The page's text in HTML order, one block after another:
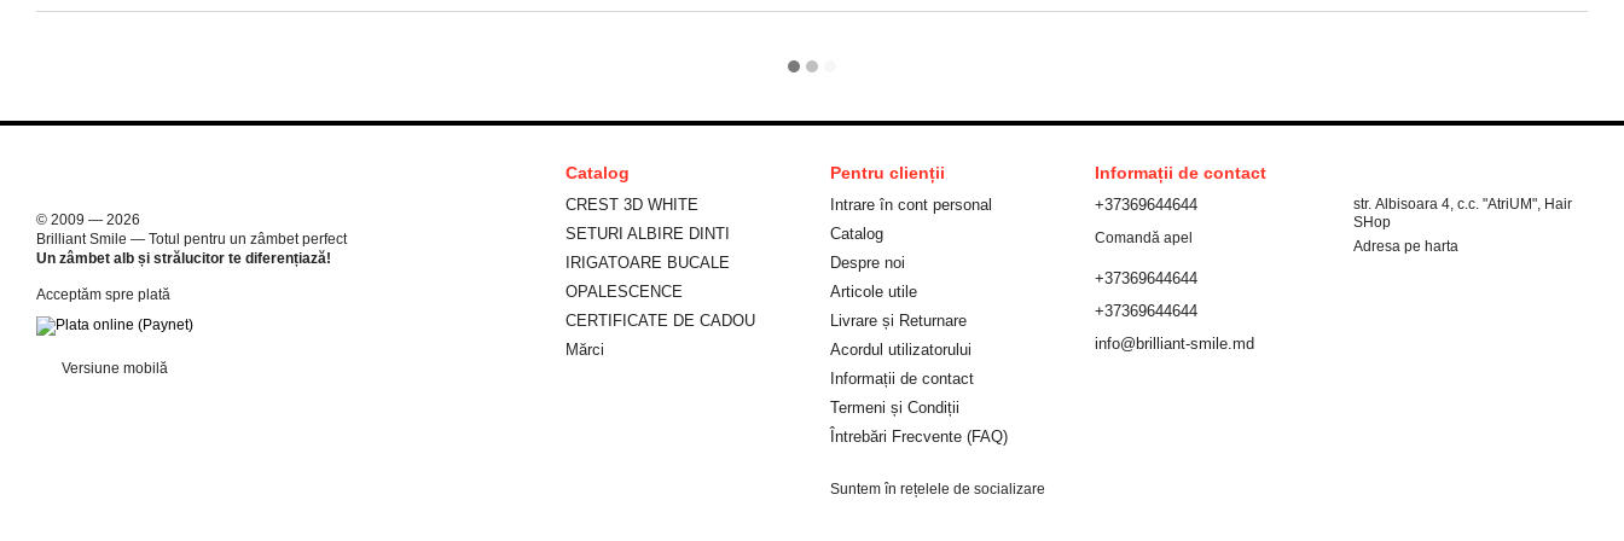
© 2009 — 2026
Brilliant Smile — Totul pentru un zâmbet perfect
Un zâmbet alb și strălucitor te diferențiază!
Acceptăm spre plată
Versiune mobilă
Catalog
CREST 3D WHITE
SETURI ALBIRE DINTI
IRIGATOARE BUCALE
OPALESCENCE
CERTIFICATE DE CADOU
Mărci
Pentru clienții
Intrare în cont personal
Catalog
Despre noi
Articole utile
Livrare și Returnare
Acordul utilizatorului
Informații de contact
Termeni și Condiții
Întrebări Frecvente (FAQ)
Suntem în rețelele de socializare
Informații de contact
+37369644644
Comandă apel
+37369644644
+37369644644
info@brilliant-smile.md
str. Albisoara 4, c.c. "AtriUM", Hair
SHop
Adresa pe harta